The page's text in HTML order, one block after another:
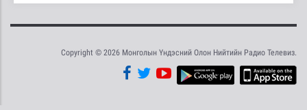
Copyright © 2026 Монголын Үндэсний Олон Нийтийн Радио Телевиз.